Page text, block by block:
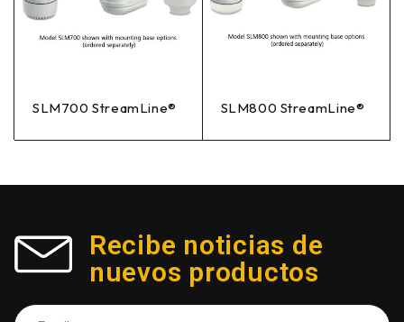
SLM700 StreamLine® SLM800 StreamLine®
Recibe noticias de
nuevos productos